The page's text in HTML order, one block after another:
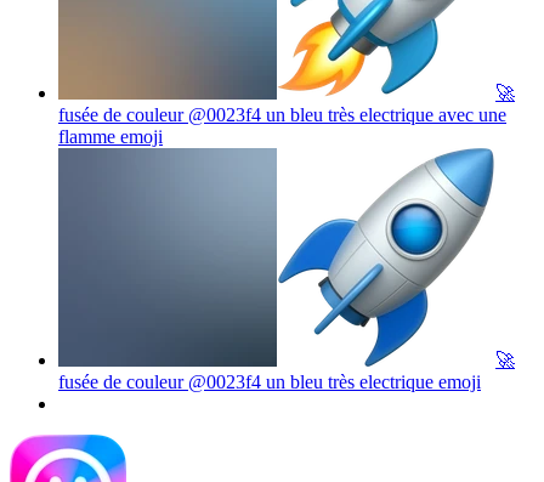
🚀
fusée de couleur @0023f4 un bleu très electrique avec une
flamme emoji
🚀
fusée de couleur @0023f4 un bleu très electrique emoji